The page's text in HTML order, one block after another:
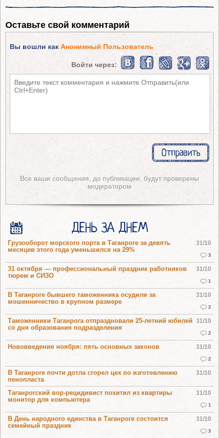
Оставьте свой комментарий
Вы вошли как Анонимный Пользователь
Войти через:
Все ваши сообщения, до публикации, будут проверены
модератором
ДЕНЬ ЗА ДНЕМ
31/10
3
Грузооборот морского порта в Таганроге за девять
месяцев этого года уменьшился на 29%
31/10
1
31 октября — профессиональный праздник работников
тюрем и СИЗО
31/10
2
В Таганроге бывшего таможенника осудили за
мошенничество в крупном размере
31/10
2
Таможенники Таганрога отпраздновали 25-летний юбилей
со дня образования подразделения
31/10
2
Нововведения ноября: пять основных законов
31/10
В Таганроге почти дотла сгорел цех по изготовлению
пенопласта
31/10
1
Таганрогский вор-рецидивист похитил из квартиры
монитор для компьютера
31/10
3
В День народного единства в Таганроге состоится
семейный праздник